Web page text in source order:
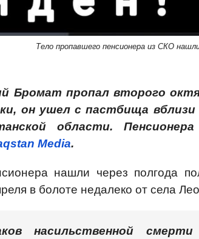
Тело пропавшего пенсионера из СКО
Бромат пропал второго
он ушел с пастбища вблизи
области.
Media.
нашли через полгода
в болоте недалеко от села
насильственной